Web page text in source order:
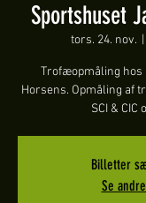
Sportshuset
tors. 24. nov.
  |
Trofæopmåling hos
Horsens. Opmåling af
SCI & CIC
Billetter
Se